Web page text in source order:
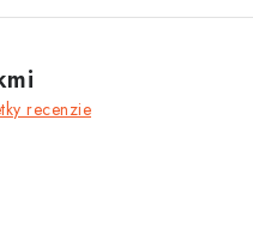
recenzie